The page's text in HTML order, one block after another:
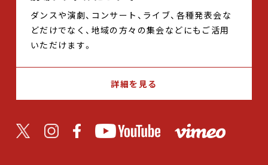
ダンスや演劇、コンサート、ライブ、各種発表会な
どだけでなく、地域の方々の集会などにもご活用
いただけます。
詳細を見る